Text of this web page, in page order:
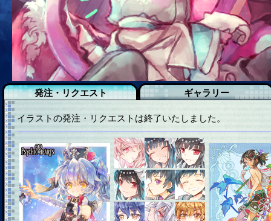
アブソーバー
イベピン
発注・リクエスト ギャラリー
イラストの発注・リクエストは終了いたしました。